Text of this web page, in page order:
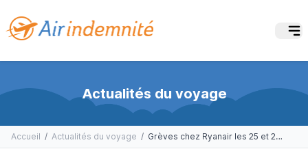
Actualités du voyage
Accueil / Actualités du voyage / Grèves chez Ryanair les 25 et 26 juillet : 600 vols annulés